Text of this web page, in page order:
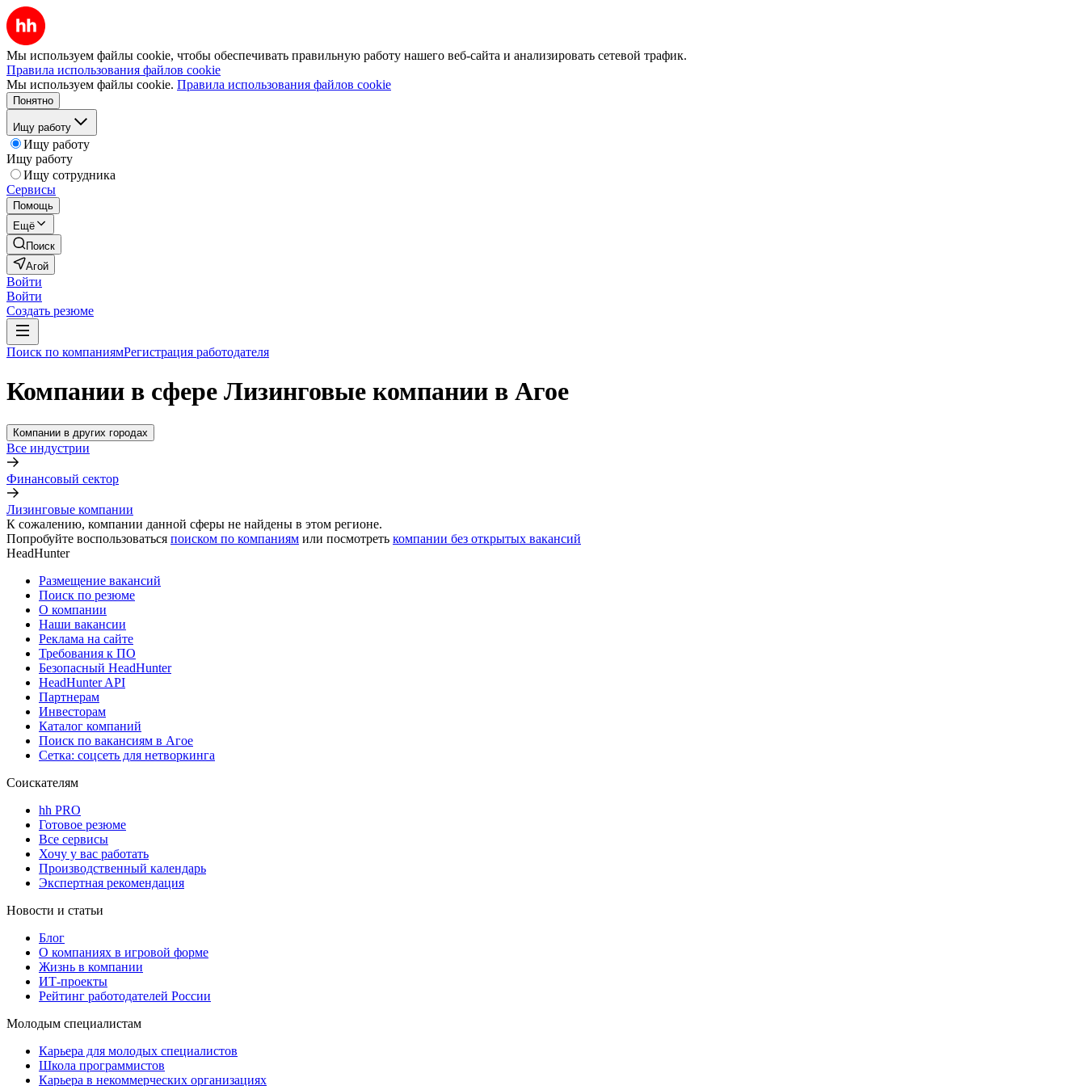
Мы используем файлы cookie, чтобы обеспечивать правильную работу нашего веб-сайта и анализировать сетевой трафик.
Правила использования файлов cookie
Мы используем файлы cookie. Правила использования файлов cookie
Понятно
Ищу работу
Ищу работу
Ищу работу
Ищу сотрудника
Сервисы
Помощь
Ещё
Поиск
Агой
Войти
Войти
Создать резюме
Поиск по компаниямРегистрация работодателя
Компании в сфере Лизинговые компании в Агое
Компании в других городах
Все индустрии
Финансовый сектор
Лизинговые компании
К сожалению, компании данной сферы не найдены в этом регионе.
Попробуйте воспользоваться поиском по компаниям или посмотреть компании без открытых вакансий
HeadHunter
Размещение вакансий
Поиск по резюме
О компании
Наши вакансии
Реклама на сайте
Требования к ПО
Безопасный HeadHunter
HeadHunter API
Партнерам
Инвесторам
Каталог компаний
Поиск по вакансиям в Агое
Сетка: соцсеть для нетворкинга
Соискателям
hh PRO
Готовое резюме
Все сервисы
Хочу у вас работать
Производственный календарь
Экспертная рекомендация
Новости и статьи
Блог
О компаниях в игровой форме
Жизнь в компании
ИТ-проекты
Рейтинг работодателей России
Молодым специалистам
Карьера для молодых специалистов
Школа программистов
Карьера в некоммерческих организациях